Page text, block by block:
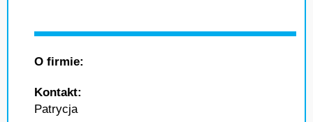
O firmie:
Kontakt:
Patrycja